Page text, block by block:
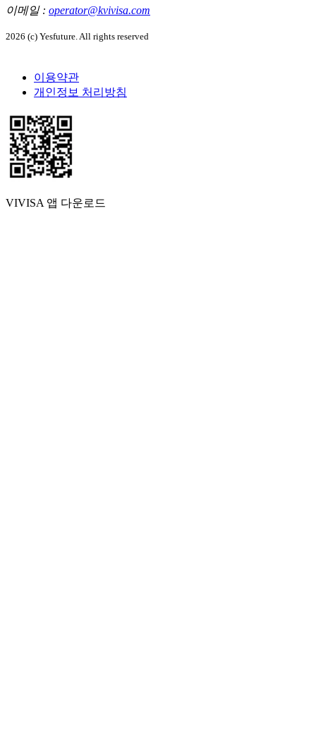
이메일: operator@kvivisa.com
2026 (c) Yesfuture. All rights reserved
이용약관
개인정보 처리방침
VIVISA 앱 다운로드